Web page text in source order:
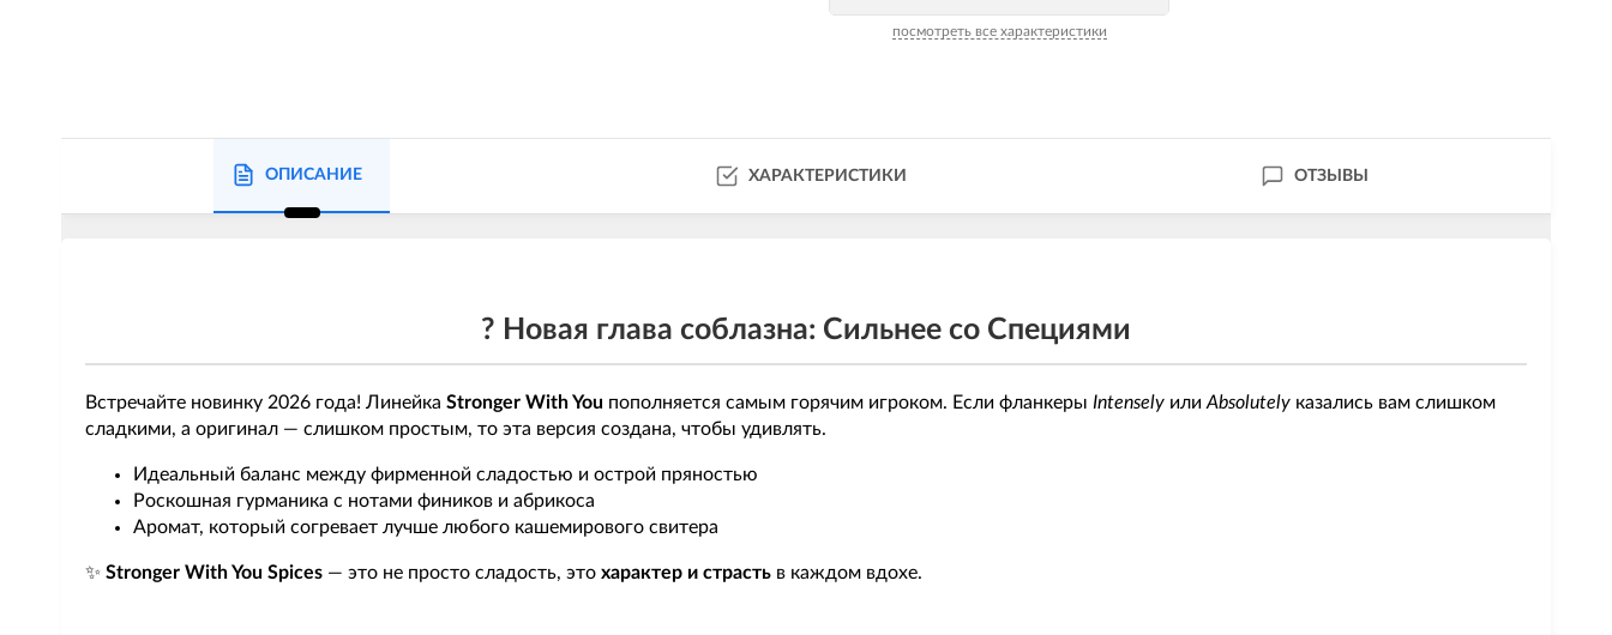
посмотреть все характеристики
ОПИСАНИЕ ХАРАКТЕРИСТИКИ ОТЗЫВЫ
?️ Новая глава соблазна: Сильнее со Специями
Встречайте новинку 2026 года! Линейка Stronger With You пополняется самым горячим игроком. Если фланкеры Intensely или Absolutely казались вам слишком
сладкими, а оригинал — слишком простым, то эта версия создана, чтобы удивлять.
Идеальный баланс между фирменной сладостью и острой пряностью
Роскошная гурманика с нотами фиников и абрикоса
Аромат, который согревает лучше любого кашемирового свитера
✨ Stronger With You Spices — это не просто сладость, это характер и страсть в каждом вдохе.